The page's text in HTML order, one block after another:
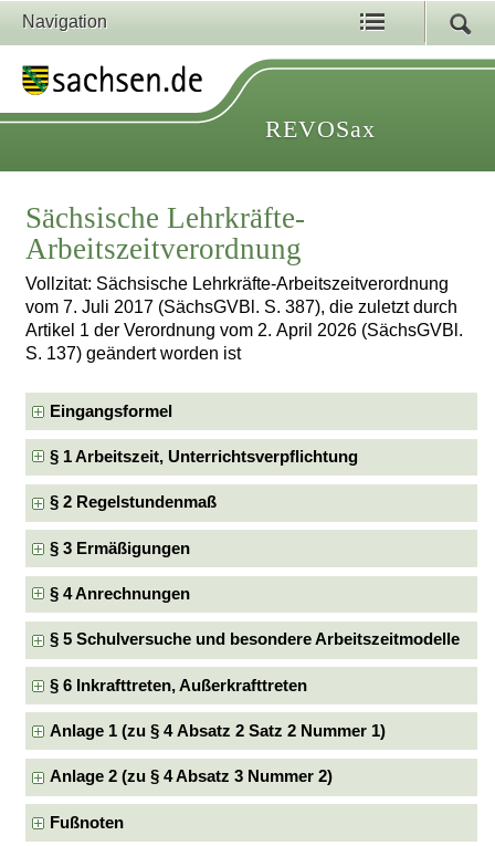
Navigation
REVOSax
Sächsische Lehrkräfte-
Arbeitszeitverordnung
Vollzitat: Sächsische Lehrkräfte-Arbeitszeitverordnung
vom 7. Juli 2017 (SächsGVBl. S. 387), die zuletzt durch
Artikel 1 der Verordnung vom 2. April 2026 (SächsGVBl.
S. 137) geändert worden ist
Eingangsformel
§ 1 Arbeitszeit, Unterrichtsverpflichtung
§ 2 Regelstundenmaß
§ 3 Ermäßigungen
§ 4 Anrechnungen
§ 5 Schulversuche und besondere Arbeitszeitmodelle
§ 6 Inkrafttreten, Außerkrafttreten
Anlage 1 (zu § 4 Absatz 2 Satz 2 Nummer 1)
Anlage 2 (zu § 4 Absatz 3 Nummer 2)
Fußnoten